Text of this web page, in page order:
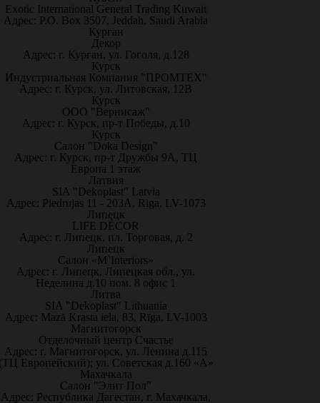
Exotic International General Trading Kuwait
Адрес: P.O. Box 3507, Jeddah, Saudi Arabia
Курган
Декор
Адрес: г. Курган, ул. Гоголя, д.128
Курск
Индустриальная Компания "ПРОМТЕХ"
Адрес: г. Курск, ул. Литовская, 12В
Курск
ООО "Вернисаж"
Адрес: г. Курск, пр-т Победы, д.10
Курск
Салон "Doka Design"
Адрес: г. Курск, пр-т Дружбы 9А, ТЦ
Европа 1 этаж
Латвия
SIA "Dekoplast" Latvia
Адрес: Piedrujas 11 - 203A, Riga, LV-1073
Липецк
LIFE DÉCOR
Адрес: г. Липецк, пл. Торговая, д. 2
Липецк
Салон «M`Interiors»
Адрес: г. Липецк, Липецкая обл., ул.
Неделина д.10 пом. 8 офис 1
Литва
SIA "Dekoplast" Lithuania
Адрес: Mazā Krasta iela, 83, Rīga, LV-1003
Магнитогорск
Отделочный центр Счастье
Адрес: г. Магнитогорск, ул. Ленина д.115
Европейский); ул. Советская д.160 «А»
Махачкала
Салон "Элит Пол"
Адрес: Республика Дагестан, г. Махачкала,